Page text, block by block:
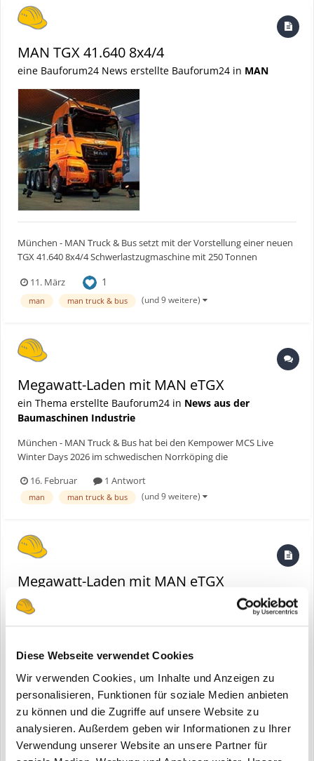
Diese Webseite verwendet Cookies
Wir verwenden Cookies, um Inhalte und Anzeigen zu
personalisieren, Funktionen für soziale Medien anbieten
zu können und die Zugriffe auf unsere Website zu
analysieren. Außerdem geben wir Informationen zu Ihrer
Verwendung unserer Website an unsere Partner für
MAN TGX 41.640 8x4/4
eine Bauforum24 News erstellte Bauforum24 in MAN
München - MAN Truck & Bus setzt mit der Vorstellung einer neuen
TGX 41.640 8x4/4 Schwerlastzugmaschine mit 250 Tonnen
Königsklasse des Schwertransports. Der 640 PS starke Vierachser
bewegt problemlos hunderte Tonnen schwere Großturbinen f...
11. März 1
man man truck & bus (und 9 weitere)
Megawatt-Laden mit MAN eTGX
ein Thema erstellte Bauforum24 in News aus der
Baumaschinen Industrie
München - MAN Truck & Bus hat bei den Kempower MCS Live
Winter Days 2026 im schwedischen Norrköping die
präsentiert. Auf dem Gelände des Kempower-Kunden Alfredsson’s
zeigt der MAN eTGX wie zuverlässig das Megawatt Charging
16. Februar 1 Antwort
man man truck & bus (und 9 weitere)
Megawatt-Laden mit MAN eTGX
eine Bauforum24 News erstellte Bauforum24 inMAN